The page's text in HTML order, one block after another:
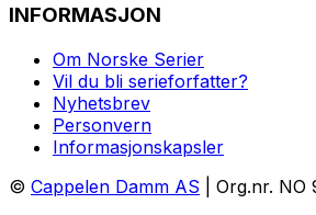
INFORMASJON
Om Norske Serier
Vil du bli serieforfatter?
Nyhetsbrev
Personvern
Informasjonskapsler
© Cappelen Damm AS | Org.nr. NO